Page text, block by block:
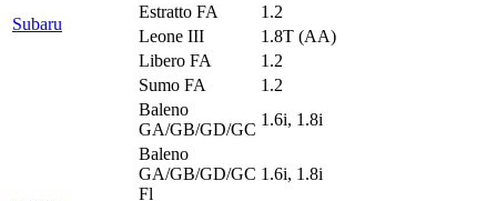
Subaru
Estratto FA
1.2
Leone III
1.8T (AA)
Libero FA
1.2
Sumo FA
1.2
Baleno
GA/GB/GD/GC
1.6i, 1.8i
Baleno
GA/GB/GD/GC
Fl
1.6i, 1.8i